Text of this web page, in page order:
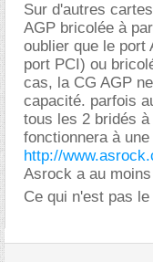
Sur d'autres
AGP bricolée à
oublier que le port
port PCI) ou
cas, la CG AGP
capacité. parfois
tous les 2 bridés
fonctionnera à
http://
Asrock a au
Ce qui n'est pas